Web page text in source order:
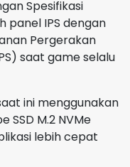
Spesifikasi
panel IPS dengan
Pergerakan
saat game selalu
ini menggunakan
SSD M.2 NVMe
lebih cepat